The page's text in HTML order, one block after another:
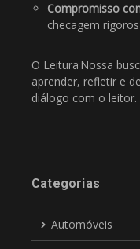
Compromisso
checagem
O Leitura Nossa
aprender, refletir e
diálogo com o leitor.
Categorias
Automóveis